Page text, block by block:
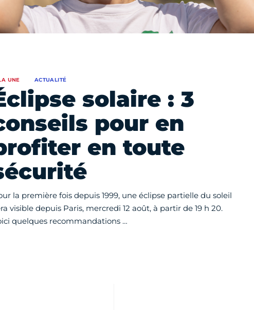
solaire : 3
pour en
en toute
UNE ACTUALITÉ
la première fois depuis 1999, une éclipse partielle du soleil
visible depuis Paris, mercredi 12 août, à partir de 19 h 20.
quelques recommandations …